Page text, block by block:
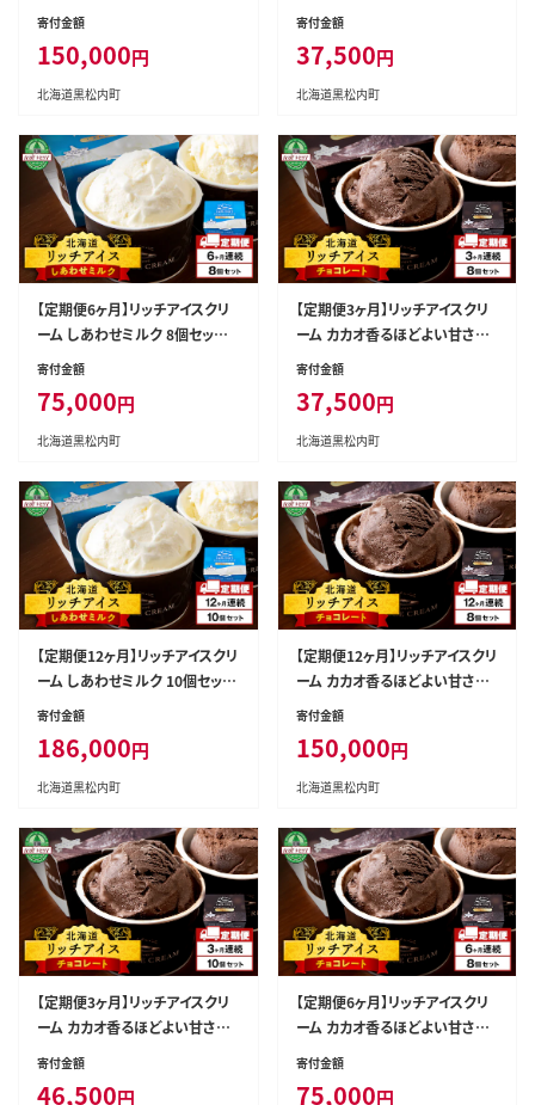
（100ml）
寄付金額
150,000円
北海道黒松内町
（100ml）
寄付金額
37,500円
北海道黒松内町
【定期便6ヶ月】リッチアイスクリ
ーム しあわせミルク 8個セット
（100ml）
寄付金額
75,000円
北海道黒松内町
【定期便3ヶ月】リッチアイスクリ
ーム カカオ香るほどよい甘さの
チョコレート 8個セット（100ml）
寄付金額
37,500円
北海道黒松内町
【定期便12ヶ月】リッチアイスクリ
ーム しあわせミルク 10個セット
（100ml）
寄付金額
186,000円
北海道黒松内町
【定期便12ヶ月】リッチアイスクリ
ーム カカオ香るほどよい甘さの
チョコレート 8個セット（100ml）
寄付金額
150,000円
北海道黒松内町
【定期便3ヶ月】リッチアイスクリ
ーム カカオ香るほどよい甘さの
チョコレート 10個セット（100m
寄付金額
46,500円
【定期便6ヶ月】リッチアイスクリ
ーム カカオ香るほどよい甘さの
チョコレート 8個セット（100ml）
寄付金額
75,000円